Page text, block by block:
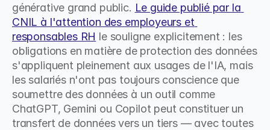
générative grand public. Le guide publié par la
CNIL à l'attention des employeurs et
responsables RH le souligne explicitement : les
obligations en matière de protection des données
s'appliquent pleinement aux usages de l'IA, mais
les salariés n'ont pas toujours conscience que
soumettre des données à un outil comme
ChatGPT, Gemini ou Copilot peut constituer un
transfert de données vers un tiers — avec toutes